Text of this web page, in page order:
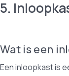
5.
Wat is een
Een inloopkast is